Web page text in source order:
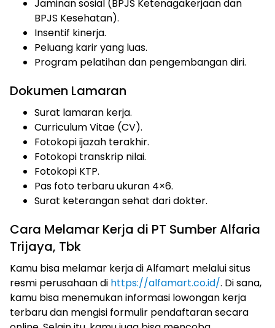
Jaminan sosial (BPJS Ketenagakerjaan dan
BPJS Kesehatan).
Insentif kinerja.
Peluang karir yang luas.
Program pelatihan dan pengembangan diri.
Dokumen Lamaran
Surat lamaran kerja.
Curriculum Vitae (CV).
Fotokopi ijazah terakhir.
Fotokopi transkrip nilai.
Fotokopi KTP.
Pas foto terbaru ukuran 4×6.
Surat keterangan sehat dari dokter.
Cara Melamar Kerja di PT Sumber Alfaria
Trijaya, Tbk
Kamu bisa melamar kerja di Alfamart melalui situs
resmi perusahaan di https://alfamart.co.id/. Di sana,
kamu bisa menemukan informasi lowongan kerja
terbaru dan mengisi formulir pendaftaran secara